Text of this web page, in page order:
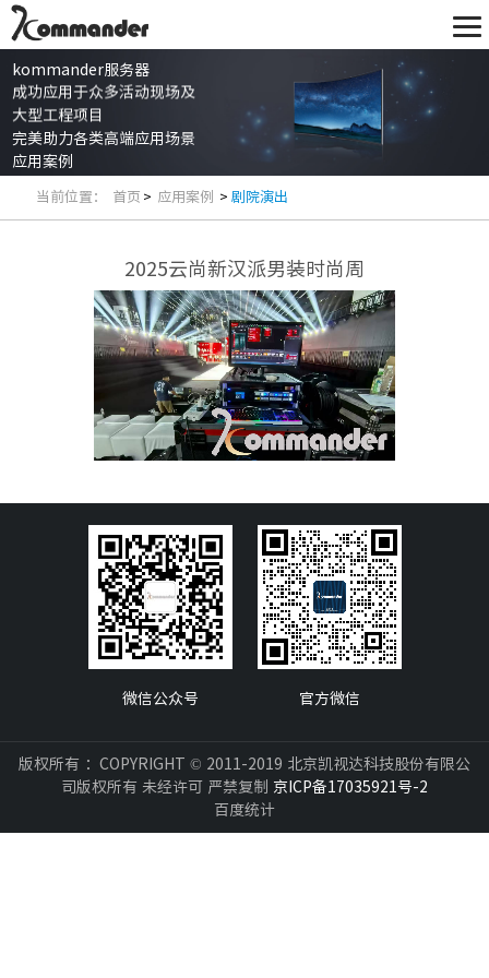
kommander服务器
成功应用于众多活动现场及
大型工程项目
完美助力各类高端应用场景
应用案例
当前位置： 首页 > 应用案例 >剧院演出
2025云尚新汉派男装时尚周
微信公众号 官方微信
版权所有 ：COPYRIGHT © 2011-2019 北京凯视达科技股份有限公
司版权所有 未经许可 严禁复制 京ICP备17035921号-2
百度统计